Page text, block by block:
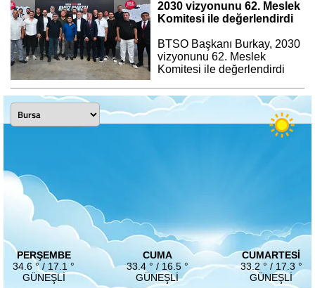
2030 vizyonunu 62. Meslek
Komitesi ile değerlendirdi
BTSO Başkanı Burkay, 2030
vizyonunu 62. Meslek
Komitesi ile değerlendirdi
PERŞEMBE
34.6 ° / 17.1 °
GÜNEŞLI
CUMA
33.4 ° / 16.5 °
GÜNEŞLI
CUMARTESI
33.2 ° / 17.3 °
GÜNEŞLI